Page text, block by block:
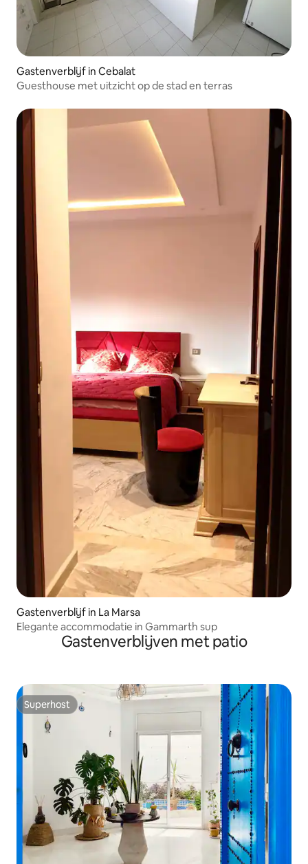
Gastenverblijf in Cebalat
Guesthouse met uitzicht op de stad en terras
Gastenverblijf in La Marsa
Elegante accommodatie in Gammarth sup
Gastenverblijven met patio
Superhost
Superhost